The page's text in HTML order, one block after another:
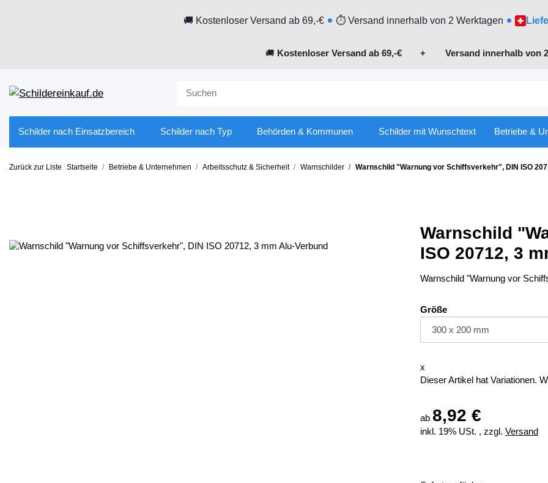
🚚 Kostenloser Versand ab 69,-€ ⏱ Versand innerhalb von 2 Werktagen
🚚 Kostenloser Versand ab 69,-€ + Versand innerhalb von 2
Schilder nach Einsatzbereich Schilder nach Typ Behörden & Kommunen Schilder mit Wunschtext Betriebe &
Zurück zur Liste Startseite Betriebe & Unternehmen Arbeitsschutz & Sicherheit Warnschilder Warnschild "Warnung vor Schiffsverkehr", DIN ISO
Warnschild
ISO 20712, 3
Warnschild "Warnung vor
Größe
x
Dieser Artikel hat Variationen.
ab 8,92 €
inkl. 19% USt. , zzgl. Versand